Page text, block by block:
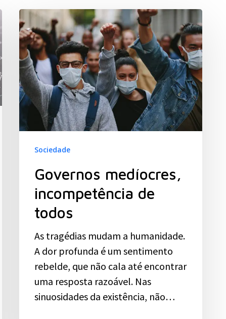
Sociedade
Governos medíocres,
incompetência de
todos
As tragédias mudam a humanidade.
A dor profunda é um sentimento
rebelde, que não cala até encontrar
uma resposta razoável. Nas
sinuosidades da existência, não…